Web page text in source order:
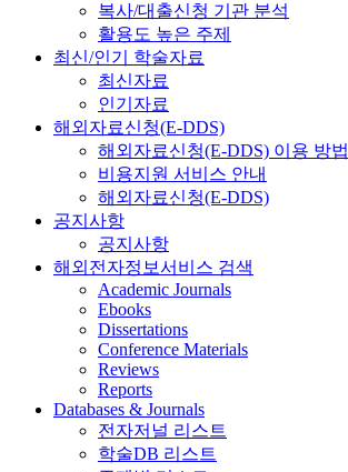
복사/대출신청 기관 분석
활용도 높은 주제
최신/인기 학술자료
최신자료
인기자료
해외자료신청(E-DDS)
해외자료신청(E-DDS) 이용 방법
비용지원 서비스 안내
해외자료신청(E-DDS)
공지사항
공지사항
해외전자정보서비스 검색
Academic Journals
Ebooks
Dissertations
Conference Materials
Reviews
Reports
Databases & Journals
전자저널 리스트
학술DB 리스트